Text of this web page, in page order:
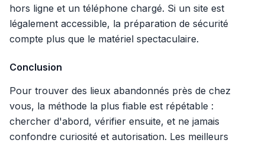
hors ligne et un téléphone chargé. Si un site est
légalement accessible, la préparation de sécurité
compte plus que le matériel spectaculaire.
Conclusion
Pour trouver des lieux abandonnés près de chez
vous, la méthode la plus fiable est répétable :
chercher d'abord, vérifier ensuite, et ne jamais
confondre curiosité et autorisation. Les meilleurs